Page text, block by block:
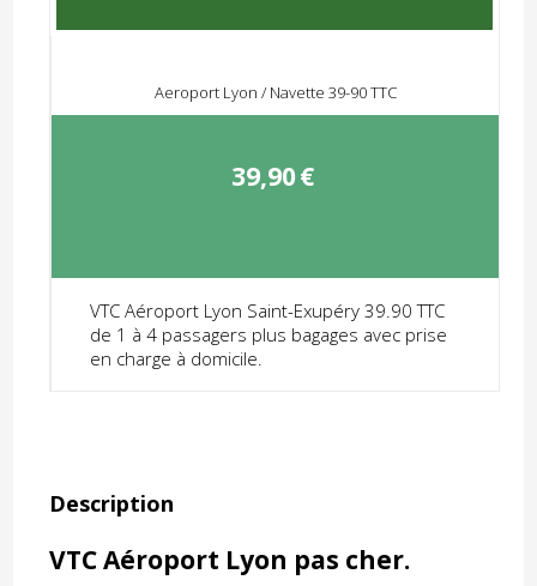
Aeroport Lyon / Navette 39-90 TTC
39,90€
VTC Aéroport Lyon Saint-Exupéry 39.90 TTC
de 1 à 4 passagers plus bagages avec prise
en charge à domicile.
Description
VTC Aéroport Lyon pas cher.